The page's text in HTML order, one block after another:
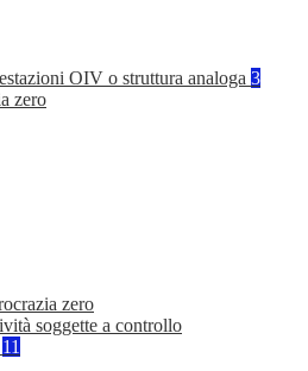
OIV o struttura analoga 3
zero
zero
soggette a controllo
11